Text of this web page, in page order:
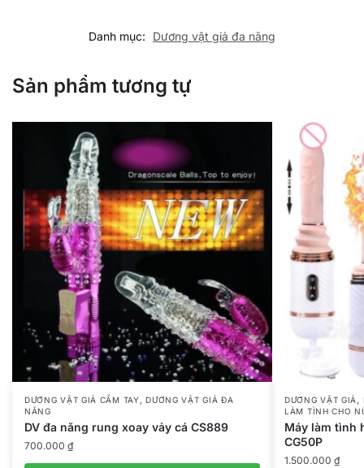
Danh mục: Dương vật giả đa năng
Sản phẩm tương tự
DƯƠNG VẬT GIẢ CẦM TAY ,DƯƠNG VẬT GIẢ ĐA
NĂNG
DV đa năng rung xoay vảy cá CS889
700.000 ₫
DƯƠNG VẬT GIẢ ,
LÀM TÌNH CHO
Máy làm tình
CG50P
1.500.000 ₫